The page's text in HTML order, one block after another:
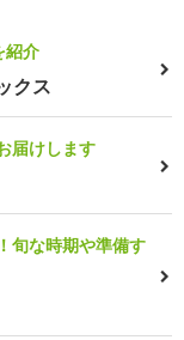
紹介
クス
届けします
旬な時期や準備す